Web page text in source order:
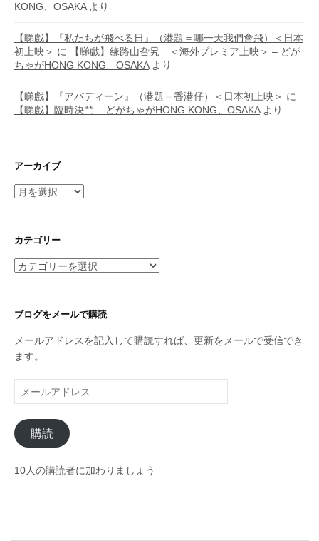
KONG、OSAKAより
【睇戲】『私たちが飛べる日』（港題＝哪一天我們會飛）＜日本
初上映＞ に
【睇戲】緣路山旮旯 ＜海外プレミア上映＞ – どが
ちゃがHONG KONG、OSAKAより
【睇戲】『アバディーン』（港題＝香港仔）＜日本初上映＞ に
【睇戲】臨時決鬥 – どがちゃがHONG KONG、OSAKAより
アーカイブ
ア
イ
カテゴリー
カ
リ
ブログをメールで購読
メールアドレスを記入して購読すれば、更新をメールで受信でき
ます。
ー
ル
ア
ド
レ
購読
10人の購読者に加わりましょう